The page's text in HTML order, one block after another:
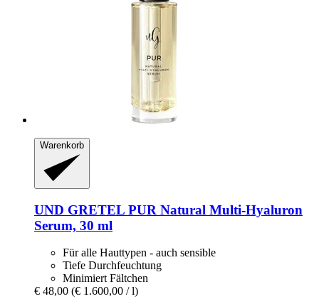
Warenkorb
UND GRETEL PUR Natural Multi-​Hyaluron
Serum, 30 ml
Für alle Hauttypen - auch sensible
Tiefe Durchfeuchtung
Minimiert Fältchen
€ 48,00 (€ 1.600,00 / l)